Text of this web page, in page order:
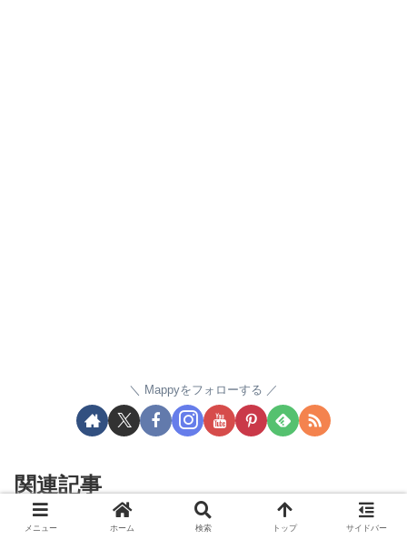
Mappyをフォローする
関連記事
メニュー ホーム 検索 トップ サイドバー